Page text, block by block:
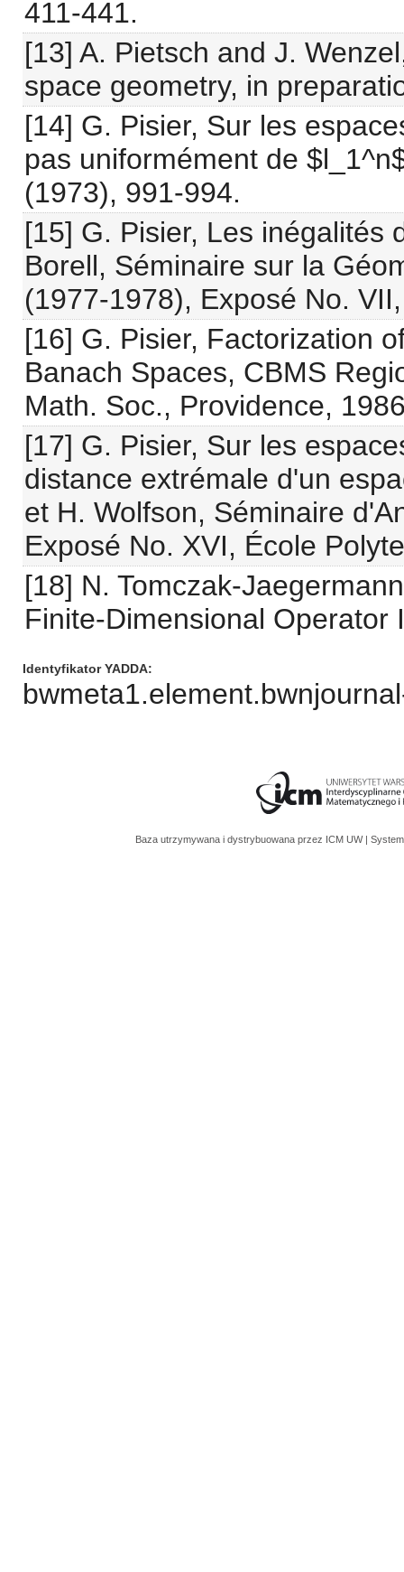
411-441.
[13] A. Pietsch and J.
space geometry, in
[14] G. Pisier, Sur les
pas uniformément de
(1973), 991-994.
[15] G. Pisier, Les inégalités
Borell, Séminaire sur la
(1977-1978), Exposé No.
[16] G. Pisier, Factorization
Banach Spaces, CBMS
Math. Soc., Providence,
[17] G. Pisier, Sur les
distance extrémale d'un
et H. Wolfson, Séminaire
Exposé No. XVI, École
[18] N. Tomczak-
Finite-Dimensional Operator
Identyfikator YADDA
Baza utrzymywana i dystrybuowana przez ICM UW |